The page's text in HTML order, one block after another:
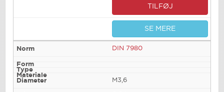
TILFØJ
SE MERE
DIN 7980
M3,6